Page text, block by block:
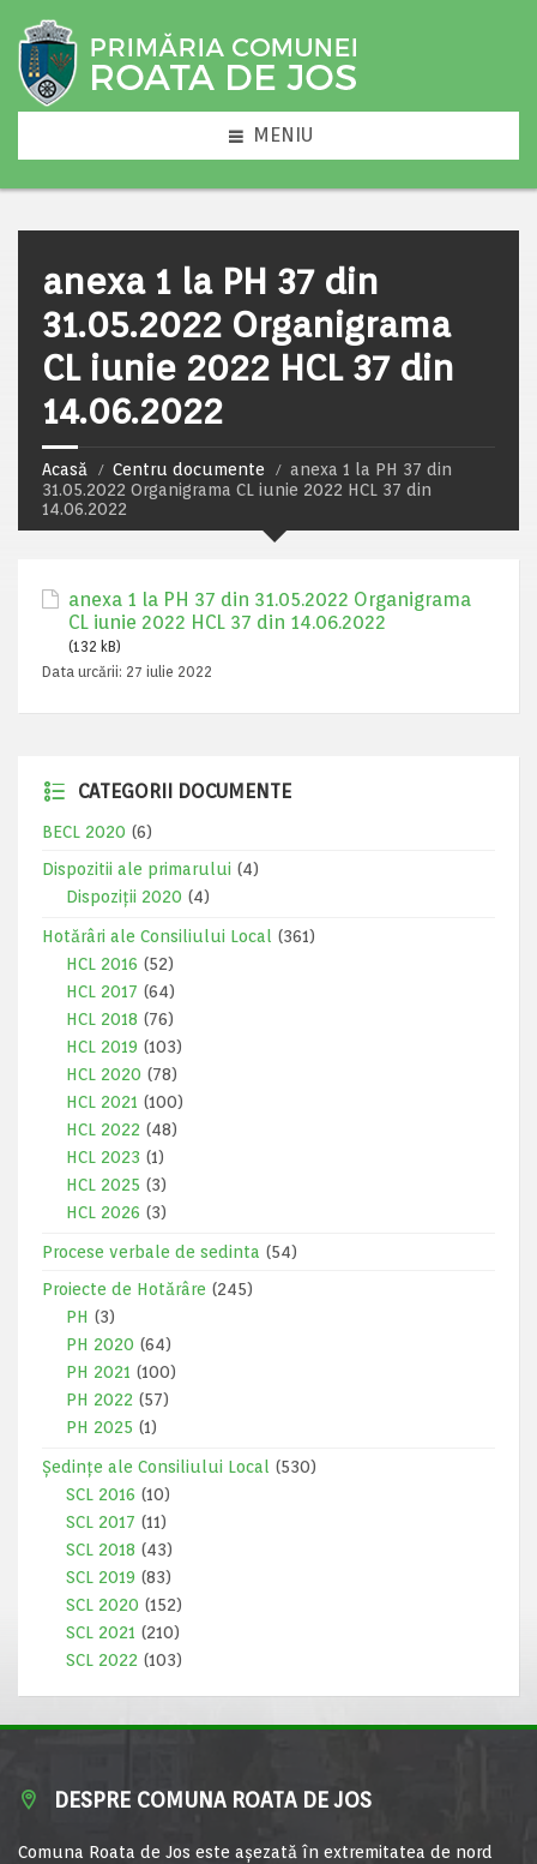
MENIU
anexa 1 la PH 37 din
31.05.2022 Organigrama
CL iunie 2022 HCL 37 din
14.06.2022
Acasă Centru documente
anexa 1 la PH 37 din
31.05.2022 Organigrama CL iunie 2022 HCL 37 din
14.06.2022
anexa 1 la PH 37 din 31.05.2022 Organigrama
CL iunie 2022 HCL 37 din 14.06.2022
(132 kB)
Data urcării: 27 iulie 2022
CATEGORII DOCUMENTE
BECL 2020 (6)
Dispozitii ale primarului (4)
Dispoziții 2020 (4)
Hotărâri ale Consiliului Local
(361)
HCL 2016 (52)
HCL 2017 (64)
HCL 2018 (76)
HCL 2019 (103)
HCL 2020 (78)
HCL 2021 (100)
HCL 2022 (48)
HCL 2023 (1)
HCL 2025 (3)
HCL 2026 (3)
Procese verbale de sedinta (54)
Proiecte de Hotărâre (245)
PH (3)
PH 2020 (64)
PH 2021 (100)
PH 2022 (57)
PH 2025 (1)
Ședințe ale Consiliului Local
(530)
SCL 2016 (10)
SCL 2017 (11)
SCL 2018 (43)
SCL 2019 (83)
SCL 2020 (152)
SCL 2021 (210)
SCL 2022 (103)
DESPRE COMUNA ROATA DE JOS
Comuna Roata de Jos este aşezată în extremitatea de nord